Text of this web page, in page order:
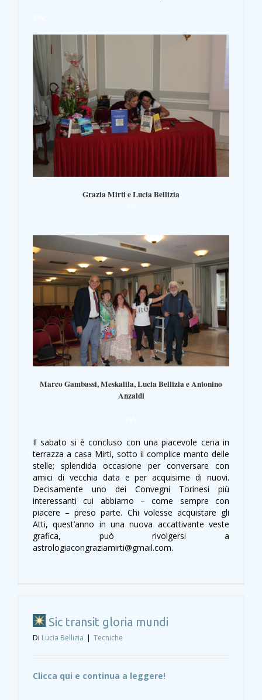
Grazia Mirti e Lucia Bellizia
Marco Gambassi, Meskalila, Lucia Bellizia e Antonino
Anzaldi
Il sabato si è concluso con una piacevole cena in
terrazza a casa Mirti, sotto il complice manto delle
stelle; splendida occasione per conversare con
amici di vecchia data e per acquisirne di nuovi.
Decisamente uno dei Convegni Torinesi più
interessanti cui abbiamo – come sempre con
piacere – preso parte. Chi volesse acquistare gli
Atti, quest’anno in una nuova accattivante veste
grafica, può rivolgersi a
astrologiacongraziamirti@gmail.com.
Sic transit gloria mundi
Di Lucia Bellizia | Tecniche
Clicca qui e continua a leggere!